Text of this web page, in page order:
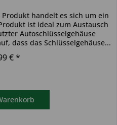
handelt es sich um ein
ist ideal zum Austausch
Autoschlüsselgehäuse
dass das Schlüsselgehäuse...
€ *